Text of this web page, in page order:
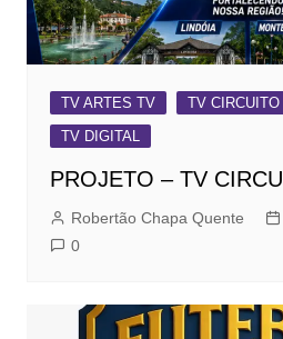
TV ARTES TV
TV CIRCUITO
TV DIGITAL
PROJETO – TV
Robertão Chapa Quente
0